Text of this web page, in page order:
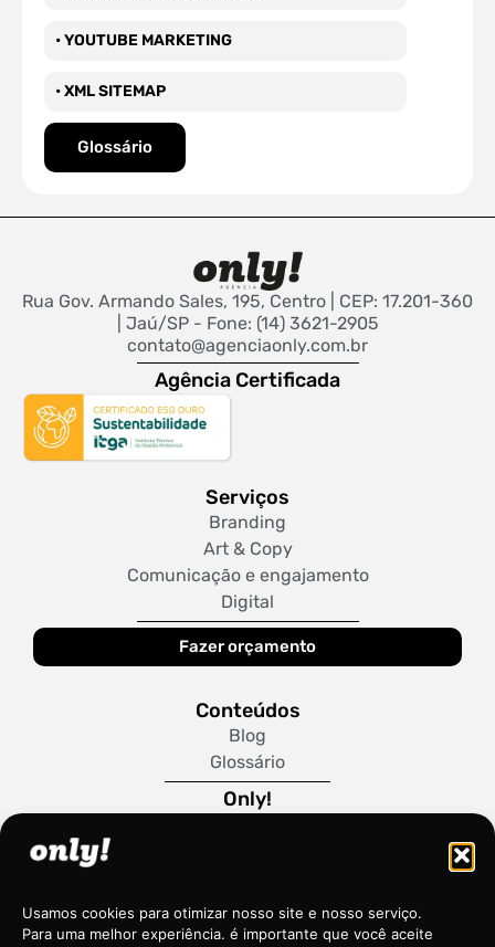
Usamos cookies para otimizar nosso site e nosso serviço.
Para uma melhor experiência. é importante que você aceite
• YOUTUBE MARKETING
• XML SITEMAP
Glossário
Rua Gov. Armando Sales, 195, Centro | CEP: 17.201-360
| Jaú/SP - Fone: (14) 3621-2905
contato@agenciaonly.com.br
Agência Certificada
Serviços
Branding
Art & Copy
Comunicação e engajamento
Digital
Fazer orçamento
Conteúdos
Blog
Glossário
Only!